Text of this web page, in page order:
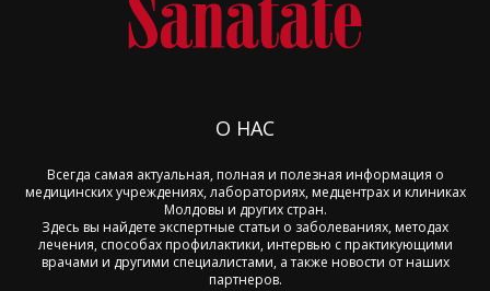
О НАС
Всегда самая актуальная, полная и полезная информация о
медицинских учреждениях, лабораториях, медцентрах и клиниках
Молдовы и других стран.
Здесь вы найдете экспертные статьи о заболеваниях, методах
лечения, способах профилактики, интервью с практикующими
врачами и другими специалистами, а также новости от наших
партнеров.